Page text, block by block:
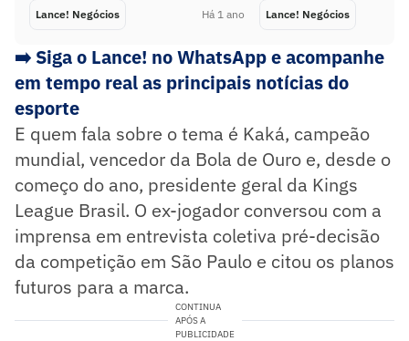
Lance! Negócios Há 1 ano Lance! Negócios
➡️ Siga o Lance! no WhatsApp e acompanhe
em tempo real as principais notícias do
esporte
E quem fala sobre o tema é Kaká, campeão
mundial, vencedor da Bola de Ouro e, desde o
começo do ano, presidente geral da Kings
League Brasil. O ex-jogador conversou com a
imprensa em entrevista coletiva pré-decisão
da competição em São Paulo e citou os planos
futuros para a marca.
CONTINUA
APÓS A
PUBLICIDADE